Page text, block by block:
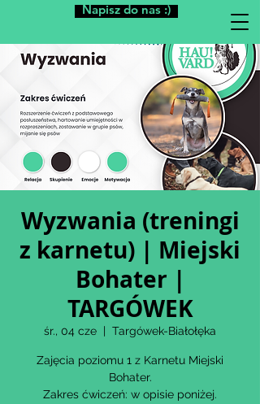
Napisz do nas :)
Wyzwania (treningi
z karnetu) | Miejski
Bohater |
TARGÓWEK
śr., 04 cze
  |
Targówek-Białołęka
Zajęcia poziomu 1 z Karnetu Miejski
Bohater.
Zakres ćwiczeń: w opisie poniżej.